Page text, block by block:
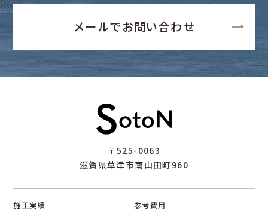
メールでお問い合わせ
〒525-0063
滋賀県草津市南山田町960
施工実績 参考費用